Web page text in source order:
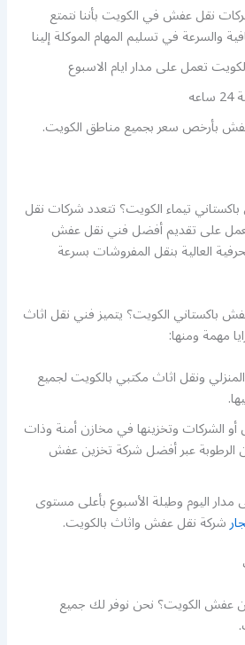
نقل عفش في الكويت بأننا نتمتع
والسرعة في تسليم المهام الموكلة إلينا
تعمل على مدار ايام الاسبوع
بأرخص سعر بجميع مناطق الكويت.
تيماء الكويت؟ تتعدد شركات نقل
على تقديم أفضل فني نقل عفش
العالية بنقل المفروشات بسرعة
باكستاني الكويت؟ يتميز فني نقل اثاث
مهمة ومنها:
ونقل اثاث مكتبي بالكويت لجميع
أو الشركات وتخزينها في مخازن أمنة وذات
الرطوبة عبر أفضل شركة تخزين عفش
اليوم وطيلة الأسبوع بأعلى مستوى
شركة نقل عفش واثاث بالكويت.
عفش الكويت؟ نحن نوفر لك جميع